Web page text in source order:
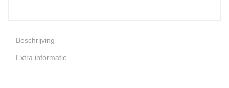
Beschrijving
Extra informatie